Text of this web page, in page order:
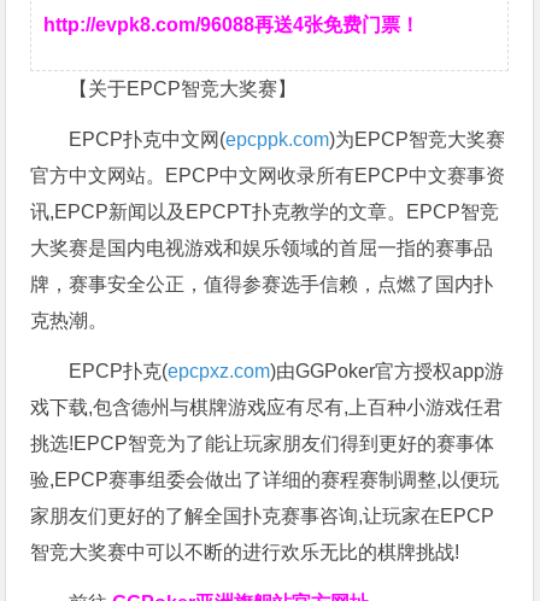
http://evpk8.com/96088再送4张免费门票！
【关于EPCP智竞大奖赛】
EPCP扑克中文网(epcppk.com)为EPCP智竞大奖赛
官方中文网站。EPCP中文网收录所有EPCP中文赛事资
讯,EPCP新闻以及EPCPT扑克教学的文章。EPCP智竞
大奖赛是国内电视游戏和娱乐领域的首屈一指的赛事品
牌，赛事安全公正，值得参赛选手信赖，点燃了国内扑
克热潮。
EPCP扑克(epcpxz.com)由GGPoker官方授权app游
戏下载,包含德州与棋牌游戏应有尽有,上百种小游戏任君
挑选!EPCP智竞为了能让玩家朋友们得到更好的赛事体
验,EPCP赛事组委会做出了详细的赛程赛制调整,以便玩
家朋友们更好的了解全国扑克赛事咨询,让玩家在EPCP
智竞大奖赛中可以不断的进行欢乐无比的棋牌挑战!